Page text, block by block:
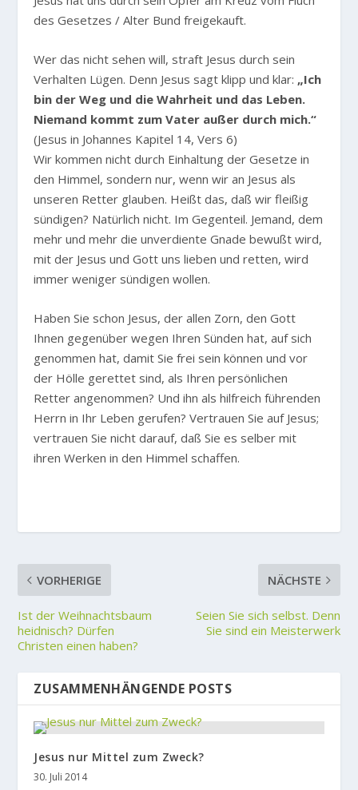
des Gesetzes / Alter Bund freigekauft.
Wer das nicht sehen will, straft Jesus durch sein
Verhalten Lügen. Denn Jesus sagt klipp und klar: „Ich
bin der Weg und die Wahrheit und das Leben.
Niemand kommt zum Vater außer durch mich.“
(Jesus in Johannes Kapitel 14, Vers 6)
Wir kommen nicht durch Einhaltung der Gesetze in
den Himmel, sondern nur, wenn wir an Jesus als
unseren Retter glauben. Heißt das, daß wir fleißig
sündigen? Natürlich nicht. Im Gegenteil. Jemand, dem
mehr und mehr die unverdiente Gnade bewußt wird,
mit der Jesus und Gott uns lieben und retten, wird
immer weniger sündigen wollen.
Haben Sie schon Jesus, der allen Zorn, den Gott
Ihnen gegenüber wegen Ihren Sünden hat, auf sich
genommen hat, damit Sie frei sein können und vor
der Hölle gerettet sind, als Ihren persönlichen
Retter angenommen? Und ihn als hilfreich führenden
Herrn in Ihr Leben gerufen? Vertrauen Sie auf Jesus;
vertrauen Sie nicht darauf, daß Sie es selber mit
ihren Werken in den Himmel schaffen.
VORHERIGE
Ist der Weihnachtsbaum
heidnisch? Dürfen
Christen einen haben?
NÄCHSTE
Seien Sie sich selbst. Denn
Sie sind ein Meisterwerk
ZUSAMMENHÄNGENDE POSTS
Jesus nur Mittel zum Zweck?
30. Juli 2014